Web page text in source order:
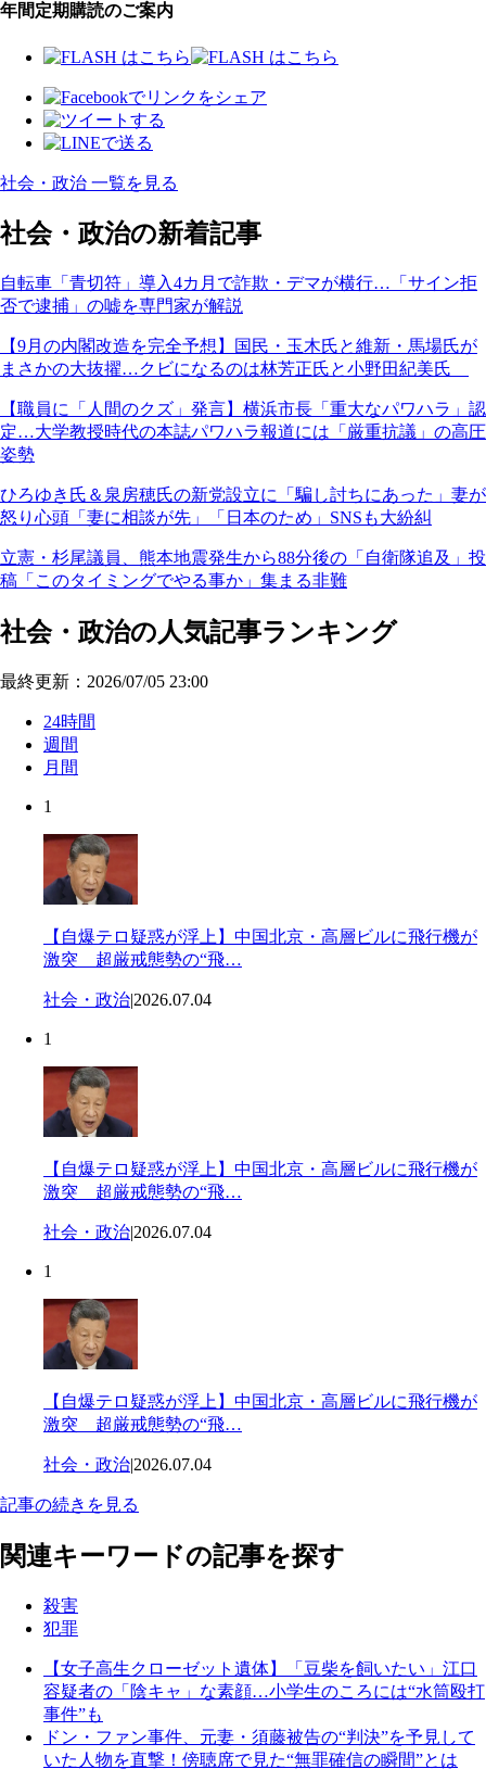
年間定期購読のご案内
社会・政治 一覧を見る
社会・政治の新着記事
自転車「青切符」導入4カ月で詐欺・デマが横行…「サイン拒
否で逮捕」の嘘を専門家が解説
【9月の内閣改造を完全予想】国民・玉木氏と維新・馬場氏が
まさかの大抜擢…クビになるのは林芳正氏と小野田紀美氏
【職員に「人間のクズ」発言】横浜市長「重大なパワハラ」認
定…大学教授時代の本誌パワハラ報道には「厳重抗議」の高圧
姿勢
ひろゆき氏＆泉房穂氏の新党設立に「騙し討ちにあった」妻が
怒り心頭「妻に相談が先」「日本のため」SNSも大紛糾
立憲・杉尾議員、熊本地震発生から88分後の「自衛隊追及」投
稿「このタイミングでやる事か」集まる非難
社会・政治の人気記事ランキング
最終更新：2026/07/05 23:00
24時間
週間
月間
1
【自爆テロ疑惑が浮上】中国北京・高層ビルに飛行機が
激突 超厳戒態勢の“飛…
社会・政治|2026.07.04
1
【自爆テロ疑惑が浮上】中国北京・高層ビルに飛行機が
激突 超厳戒態勢の“飛…
社会・政治|2026.07.04
1
【自爆テロ疑惑が浮上】中国北京・高層ビルに飛行機が
激突 超厳戒態勢の“飛…
社会・政治|2026.07.04
記事の続きを見る
関連キーワードの記事を探す
殺害
犯罪
【女子高生クローゼット遺体】「豆柴を飼いたい」江口
容疑者の「陰キャ」な素顔…小学生のころには“水筒殴打
事件”も
ドン・ファン事件、元妻・須藤被告の“判決”を予見して
いた人物を直撃！傍聴席で見た“無罪確信の瞬間”とは